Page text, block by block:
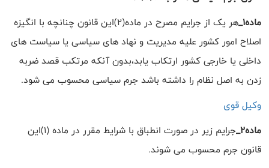
ماده1_
هر یک از جرایم مصرح در ماده(2)این قانون چنانچه با انگیزه
اصلاح امور کشور علیه مدیریت و نهاد های سیاسی یا سیاست های
داخلی یا خارجی کشور ارتکاب یابد،بدون آنکه مرتکب قصد ضربه
زدن به اصل نظام را داشته باشد جرم سیاسی محسوب می شود.
وکیل قوی
ماده2_
جرایم زیر در صورت انطباق با شرایط مقرر در ماده (1)این
قانون جرم محسوب می شوند.